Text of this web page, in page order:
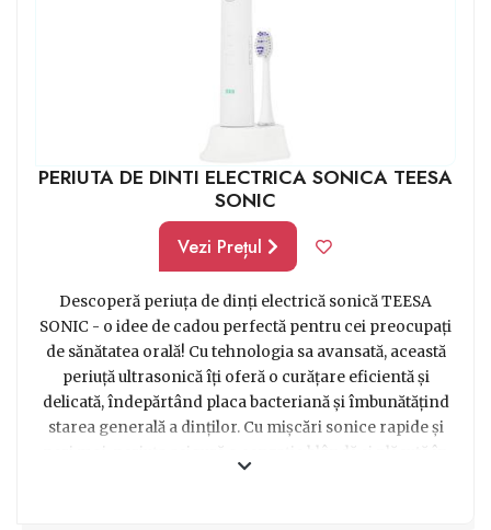
PERIUTA DE DINTI ELECTRICA SONICA TEESA
SONIC
Vezi Prețul
Descoperă periuța de dinți electrică sonică TEESA
SONIC - o idee de cadou perfectă pentru cei preocupați
de sănătatea orală! Cu tehnologia sa avansată, această
periuță ultrasonică îți oferă o curățare eficientă și
delicată, îndepărtând placa bacteriană și îmbunătățind
starea generală a dinților. Cu mișcări sonice rapide și
peri moi, periuța asigură o senzație blândă și plăcută în